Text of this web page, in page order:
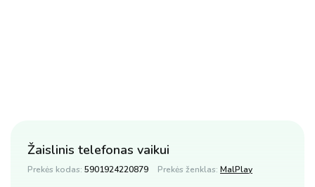
Žaislinis telefonas vaikui
Prekės kodas: 5901924220879 Prekės ženklas: MalPlay